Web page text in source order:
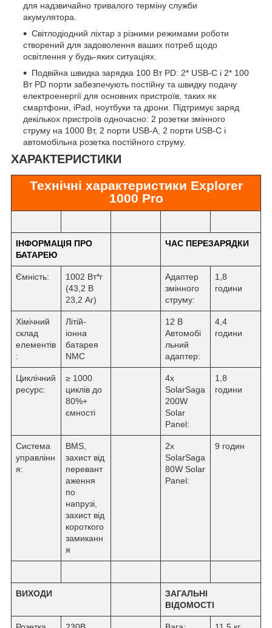
для надзвичайно тривалого терміну служби
акумулятора.
Світлодіодний ліхтар з різними режимами роботи
створений для задоволення ваших потреб щодо
освітлення у будь-яких ситуаціях.
Подвійна швидка зарядка 100 Вт PD: 2* USB-C і 2* 100
Вт PD порти забезпечують постійну та швидку подачу
електроенергії для основних пристроїв, таких як
смартфони, iPad, ноутбуки та дрони. Підтримує заряд
декількох пристроїв одночасно: 2 розетки змінного
струму на 1000 Вт, 2 порти USB-A, 2 порти USB-C і
автомобільна розетка постійного струму.
ХАРАКТЕРИСТИКИ
Технічні характеристики Explorer
1000 Pro
ІНФОРМАЦІЯ ПРО
БАТАРЕЮ
ЧАС ПЕРЕЗАРЯДКИ
Ємність:
1002 Вт*г
(43,2 В
23,2 Аг)
Адаптер
змінного
струму:
1,8
години
Хімічний
склад
елементів
:
Літій-
іонна
батарея
NMC
12 В
Автомобі
льний
адаптер:
4,4
години
Циклічний
ресурс:
≥ 1000
циклів до
80%+
ємності
4x
SolarSaga
200W
Solar
Panel:
1,8
години
Система
управлінн
я:
BMS,
захист від
перевант
аження
по
напрузі,
захист від
короткого
замиканн
я
2x
SolarSaga
80W Solar
Panel:
9 годин
ВИХОДИ
ЗАГАЛЬНІ
ВІДОМОСТІ